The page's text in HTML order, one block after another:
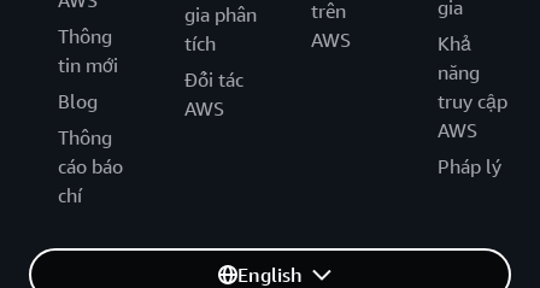
Thông
tin mới
Blog
Thông
cáo báo
chí
gia phân
tích
Đối tác
AWS
trên
AWS
gia
Khả
năng
truy cập
AWS
Pháp lý
English